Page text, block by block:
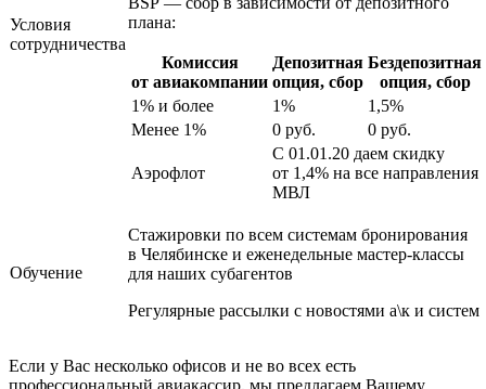
Условия
сотрудничества
плана:
Комиссия
от авиакомпании
Депозитная
опция, сбор
Бездепозитная
опция, сбор
1% и более
1%
1,5%
Менее 1%
0 руб. 0 руб.
Аэрофлот
С 01.01.20 даем скидку
от 1,4% на все направления
МВЛ
Обучение
Стажировки по всем системам бронирования
в Челябинске и еженедельные мастер-классы
для наших субагентов
Регулярные рассылки с новостями а\к и систем
Если у Вас несколько офисов и не во всех есть
профессиональный авиакассир, мы предлагаем Вашему